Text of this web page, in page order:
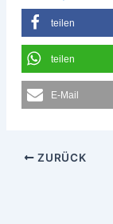
teilen
teilen
E-Mail
ZURÜCK